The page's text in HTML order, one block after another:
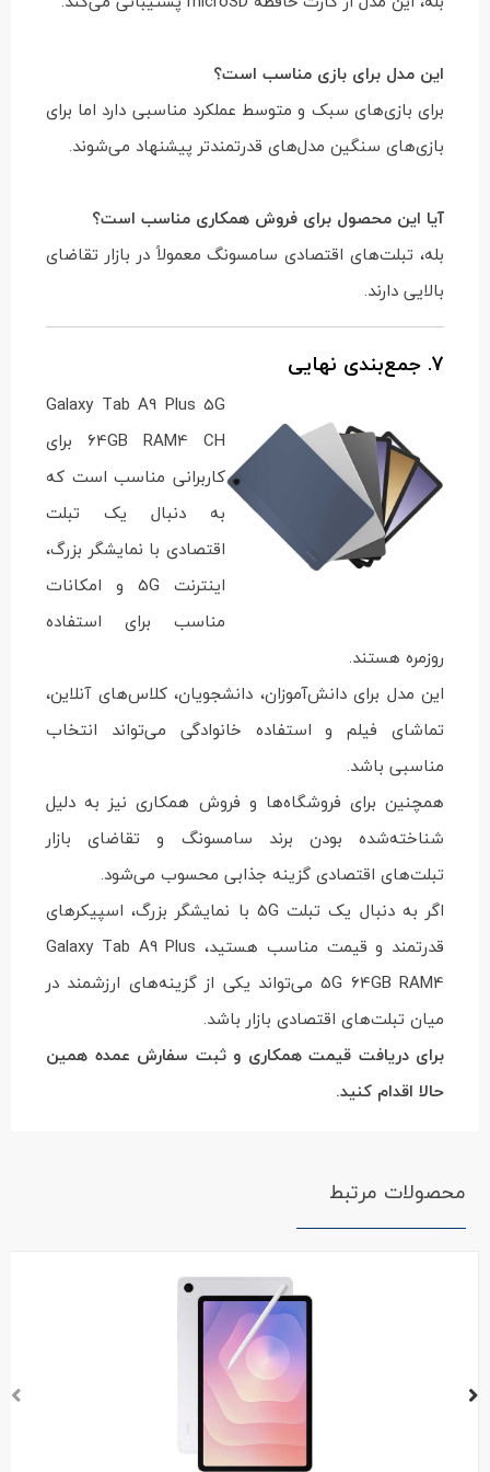
این مدل برای بازی مناسب است؟
برای بازی‌های سبک و متوسط عملکرد مناسبی دارد اما برای
بازی‌های سنگین مدل‌های قدرتمندتر پیشنهاد می‌شوند.
آیا این محصول برای فروش همکاری مناسب است؟
بله، تبلت‌های اقتصادی سامسونگ معمولاً در بازار تقاضای
بالایی دارند.
7. جمع‌بندی نهایی
Galaxy Tab A9 Plus 5G
64GB RAM4 CH برای
کاربرانی مناسب است که
به دنبال یک تبلت
اقتصادی با نمایشگر بزرگ،
اینترنت 5G و امکانات
مناسب برای استفاده
روزمره هستند.
این مدل برای دانش‌آموزان، دانشجویان، کلاس‌های آنلاین،
تماشای فیلم و استفاده خانوادگی می‌تواند انتخاب
مناسبی باشد.
همچنین برای فروشگاه‌ها و فروش همکاری نیز به دلیل
شناخته‌شده بودن برند سامسونگ و تقاضای بازار
تبلت‌های اقتصادی گزینه جذابی محسوب می‌شود.
اگر به دنبال یک تبلت 5G با نمایشگر بزرگ، اسپیکرهای
قدرتمند و قیمت مناسب هستید، Galaxy Tab A9 Plus
5G 64GB RAM4 می‌تواند یکی از گزینه‌های ارزشمند در
میان تبلت‌های اقتصادی بازار باشد.
برای دریافت قیمت همکاری و ثبت سفارش عمده همین
حالا اقدام کنید.
محصولات مرتبط